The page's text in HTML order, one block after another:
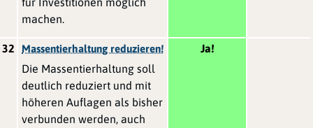
machen.
32 Massentierhaltung reduzieren!
Die Massentierhaltung soll
deutlich reduziert und mit
höheren Auflagen als bisher
verbunden werden, auch
Ja!